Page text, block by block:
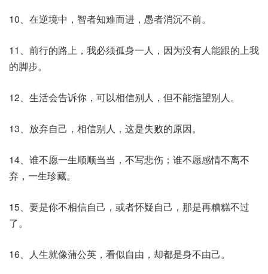
10、在逆境中，智者知难而进，愚者消沉不前。
11、前行的路上，我必须孤身一人，因为没有人能跟的上我
的脚步。
12、生活会告诉你，可以相信别人，但不能指望别人。
13、放弃自己，相信别人，这是失败的原因。
14、谁不愿一生顺顺当当，不写悲伤；谁不愿感情不离不
弃，一生珍藏。
15、要是你不相信自己，或者怀疑自己，那是再糟糕不过
了。
16、人生就像蒲公英，看似自由，却都是身不由己。